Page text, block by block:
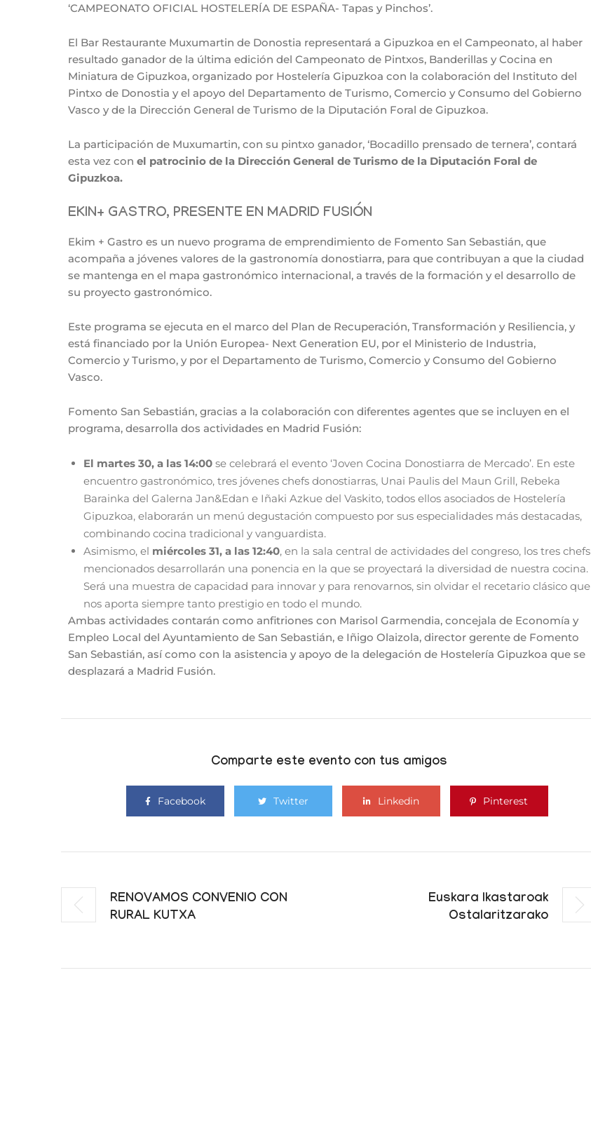
‘CAMPEONATO OFICIAL HOSTELERÍA DE ESPAÑA- Tapas y Pinchos’.
El Bar Restaurante Muxumartin de Donostia representará a Gipuzkoa en el Campeonato, al haber
resultado ganador de la última edición del Campeonato de Pintxos, Banderillas y Cocina en
Miniatura de Gipuzkoa, organizado por Hostelería Gipuzkoa con la colaboración del Instituto del
Pintxo de Donostia y el apoyo del Departamento de Turismo, Comercio y Consumo del Gobierno
Vasco y de la Dirección General de Turismo de la Diputación Foral de Gipuzkoa.
La participación de Muxumartin, con su pintxo ganador, ‘Bocadillo prensado de ternera’, contará
esta vez con el patrocinio de la Dirección General de Turismo de la Diputación Foral de
Gipuzkoa.
EKIN+ GASTRO, PRESENTE EN MADRID FUSIÓN
Ekim + Gastro es un nuevo programa de emprendimiento de Fomento San Sebastián, que
acompaña a jóvenes valores de la gastronomía donostiarra, para que contribuyan a que la ciudad
se mantenga en el mapa gastronómico internacional, a través de la formación y el desarrollo de
su proyecto gastronómico.
Este programa se ejecuta en el marco del Plan de Recuperación, Transformación y Resiliencia, y
está financiado por la Unión Europea- Next Generation EU, por el Ministerio de Industria,
Comercio y Turismo, y por el Departamento de Turismo, Comercio y Consumo del Gobierno
Vasco.
Fomento San Sebastián, gracias a la colaboración con diferentes agentes que se incluyen en el
programa, desarrolla dos actividades en Madrid Fusión:
El martes 30, a las 14:00 se celebrará el evento ‘Joven Cocina Donostiarra de Mercado’. En este
encuentro gastronómico, tres jóvenes chefs donostiarras, Unai Paulis del Maun Grill, Rebeka
Barainka del Galerna Jan&Edan e Iñaki Azkue del Vaskito, todos ellos asociados de Hostelería
Gipuzkoa, elaborarán un menú degustación compuesto por sus especialidades más destacadas,
combinando cocina tradicional y vanguardista.
Asimismo, el miércoles 31, a las 12:40, en la sala central de actividades del congreso, los tres chefs
mencionados desarrollarán una ponencia en la que se proyectará la diversidad de nuestra cocina.
Será una muestra de capacidad para innovar y para renovarnos, sin olvidar el recetario clásico que
nos aporta siempre tanto prestigio en todo el mundo.
Ambas actividades contarán como anfitriones con Marisol Garmendia, concejala de Economía y
Empleo Local del Ayuntamiento de San Sebastián, e Iñigo Olaizola, director gerente de Fomento
San Sebastián, así como con la asistencia y apoyo de la delegación de Hostelería Gipuzkoa que se
desplazará a Madrid Fusión.
Comparte este evento con tus amigos
Facebook Twitter Linkedin Pinterest
RENOVAMOS CONVENIO CON
RURAL KUTXA
Euskara Ikastaroak
Ostalaritzarako